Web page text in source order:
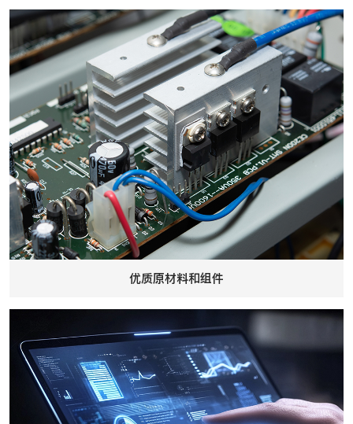
优质原材料和组件